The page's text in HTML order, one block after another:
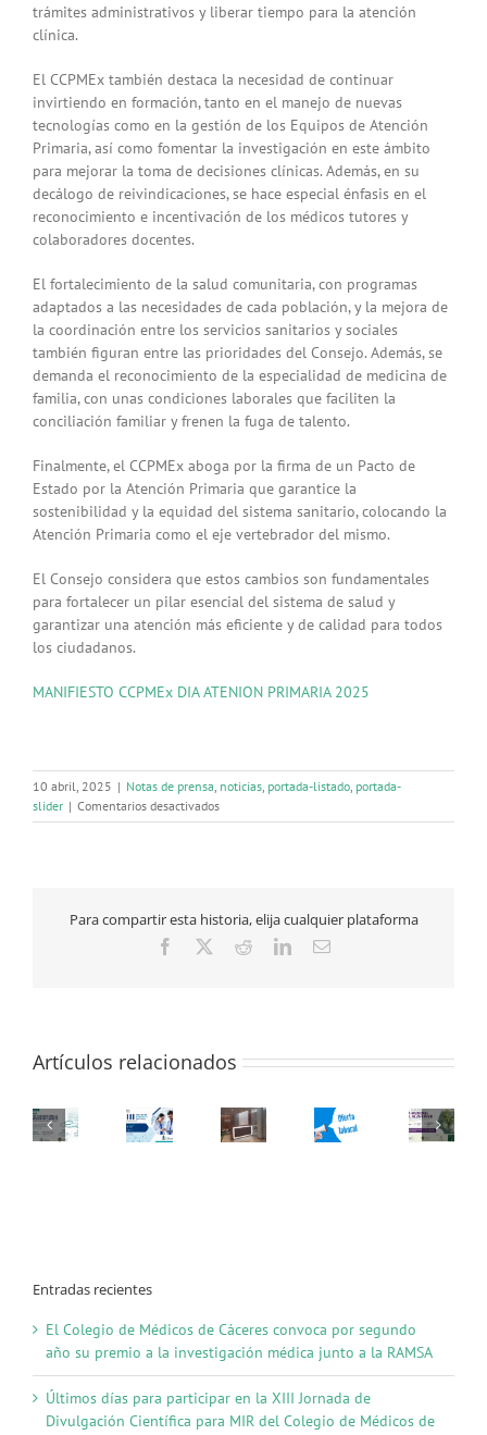
trámites administrativos y liberar tiempo para la atención
clínica.
El CCPMEx también destaca la necesidad de continuar
invirtiendo en formación, tanto en el manejo de nuevas
tecnologías como en la gestión de los Equipos de Atención
Primaria, así como fomentar la investigación en este ámbito
para mejorar la toma de decisiones clínicas. Además, en su
decálogo de reivindicaciones, se hace especial énfasis en el
reconocimiento e incentivación de los médicos tutores y
colaboradores docentes.
El fortalecimiento de la salud comunitaria, con programas
adaptados a las necesidades de cada población, y la mejora de
la coordinación entre los servicios sanitarios y sociales
también figuran entre las prioridades del Consejo. Además, se
demanda el reconocimiento de la especialidad de medicina de
familia, con unas condiciones laborales que faciliten la
conciliación familiar y frenen la fuga de talento.
Finalmente, el CCPMEx aboga por la firma de un Pacto de
Estado por la Atención Primaria que garantice la
sostenibilidad y la equidad del sistema sanitario, colocando la
Atención Primaria como el eje vertebrador del mismo.
El Consejo considera que estos cambios son fundamentales
para fortalecer un pilar esencial del sistema de salud y
garantizar una atención más eficiente y de calidad para todos
los ciudadanos.
MANIFIESTO CCPMEx DIA ATENION PRIMARIA 2025
10 abril, 2025 | Notas de prensa, noticias, portada-listado, portada-
slider | Comentarios desactivadosen
El
de
Médicos
la
Para compartir esta historia, elija cualquier plataforma
Facebook RedditLinkedInCorreo
Artículos relacionados
Entradas recientes
El Colegio de Médicos de Cáceres convoca por segundo
año su premio a la investigación médica junto a la RAMSA
Últimos días para participar en la XIII Jornada de
Divulgación Científica para MIR del Colegio de Médicos de